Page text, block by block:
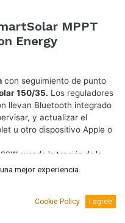
MPPT
Energy
con seguimiento de punto
150/35. Los reguladores
llevan Bluetooth integrado
y actualizar el
u otro dispositivo Apple o
cuando la tensión de la
mejor experiencia.
Cookie Policy I agree